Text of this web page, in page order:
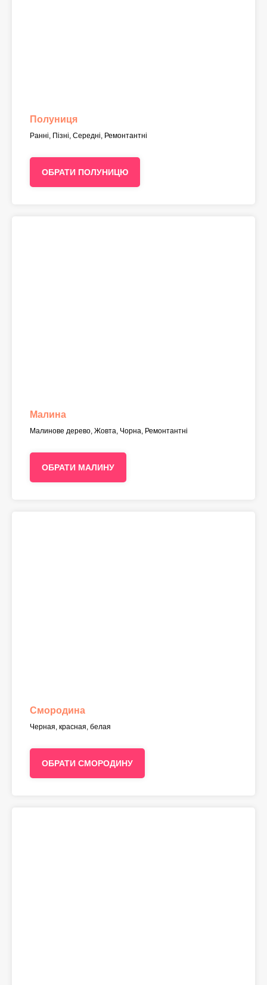
Полуниця
Ранні, Пізні, Середні, Ремонтантні
ОБРАТИ ПОЛУНИЦЮ
Малина
Малинове дерево, Жовта, Чорна, Ремонтантні
ОБРАТИ МАЛИНУ
Смородина
Черная, красная, белая
ОБРАТИ СМОРОДИНУ